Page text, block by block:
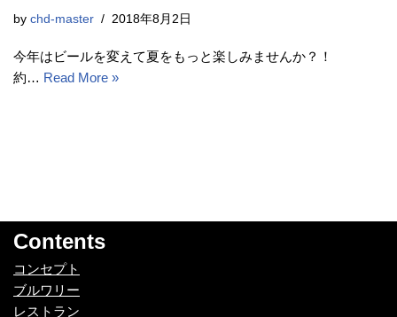
by chd-master 2018年8月2日
今年はビールを変えて夏をもっと楽しみませんか？！
約… Read More »
Contents
コンセプト
ブルワリー
レストラン